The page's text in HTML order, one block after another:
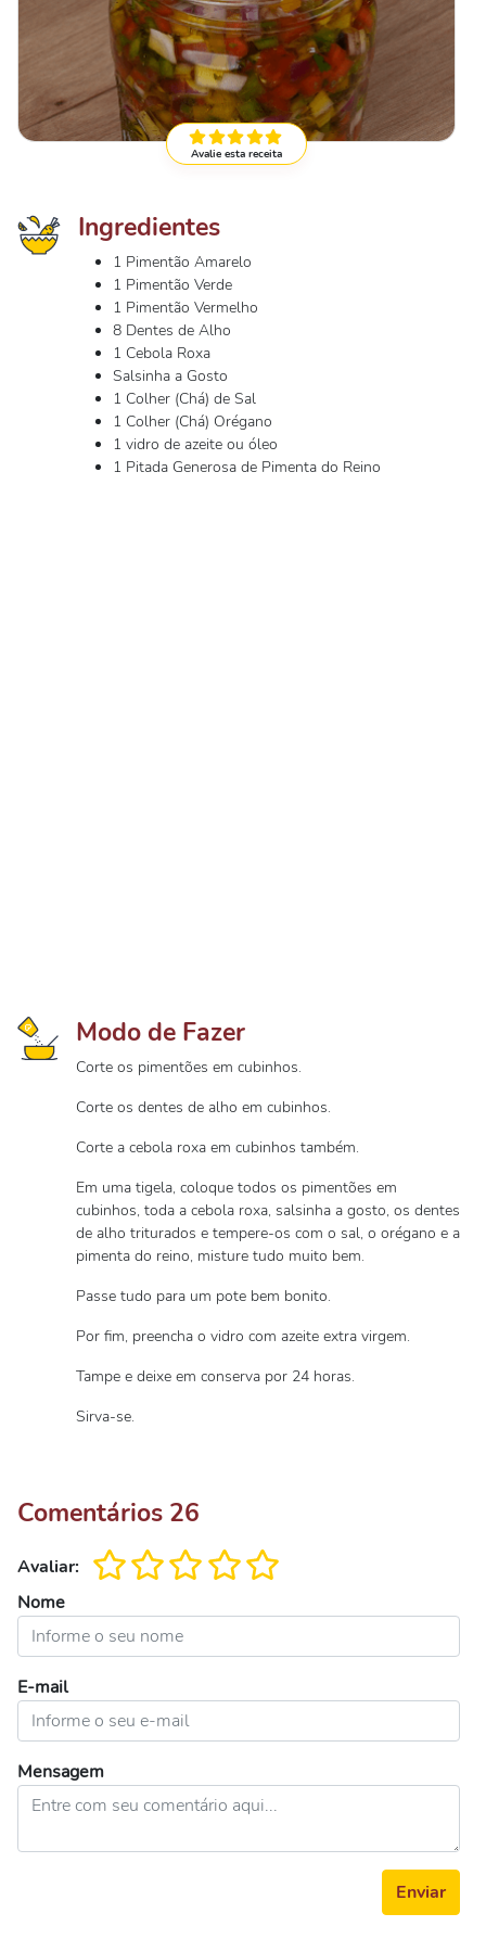
Avalie esta receita
Ingredientes
1 Pimentão Amarelo
1 Pimentão Verde
1 Pimentão Vermelho
8 Dentes de Alho
1 Cebola Roxa
Salsinha a Gosto
1 Colher (Chá) de Sal
1 Colher (Chá) Orégano
1 vidro de azeite ou óleo
1 Pitada Generosa de Pimenta do Reino
Modo de Fazer
Corte os pimentões em cubinhos.
Corte os dentes de alho em cubinhos.
Corte a cebola roxa em cubinhos também.
Em uma tigela, coloque todos os pimentões em
cubinhos, toda a cebola roxa, salsinha a gosto, os dentes
de alho triturados e tempere-os com o sal, o orégano e a
pimenta do reino, misture tudo muito bem.
Passe tudo para um pote bem bonito.
Por fim, preencha o vidro com azeite extra virgem.
Tampe e deixe em conserva por 24 horas.
Sirva-se.
Comentários 26
Avaliar:
Nome
E-mail
Mensagem
Enviar